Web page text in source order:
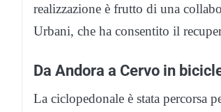
realizzazione è frutto di una
Urbani, che ha consentito il
Da Andora a Cervo in
La ciclopedonale è stata percorsa